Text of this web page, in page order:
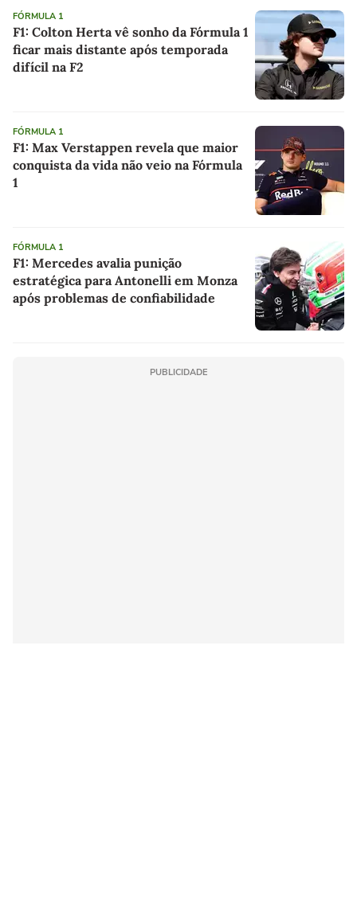
FÓRMULA 1
F1: Colton Herta vê sonho da Fórmula 1
ficar mais distante após temporada
difícil na F2
FÓRMULA 1
F1: Max Verstappen revela que maior
conquista da vida não veio na Fórmula
1
FÓRMULA 1
F1: Mercedes avalia punição
estratégica para Antonelli em Monza
após problemas de confiabilidade
PUBLICIDADE